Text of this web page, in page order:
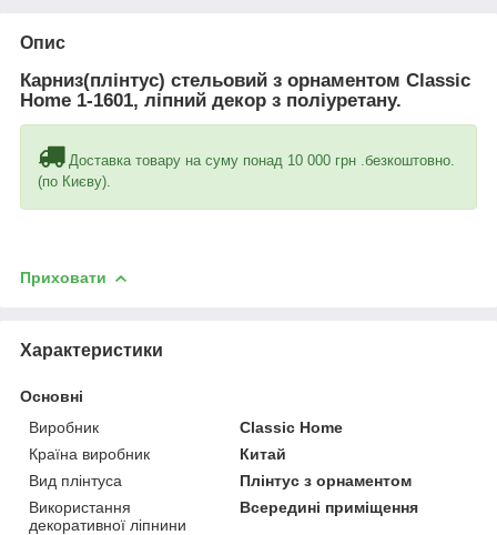
Опис
Карниз(плінтус) стельовий з орнаментом Classic
Home 1-1601, ліпний декор з поліуретану.
Доставка товару на суму понад 10 000 грн .безкоштовно.
(по Києву).
Приховати
Характеристики
Основні
Виробник
Classic Home
Країна виробник
Китай
Вид плінтуса
Плінтус з орнаментом
Використання
декоративної ліпнини
Всередині приміщення